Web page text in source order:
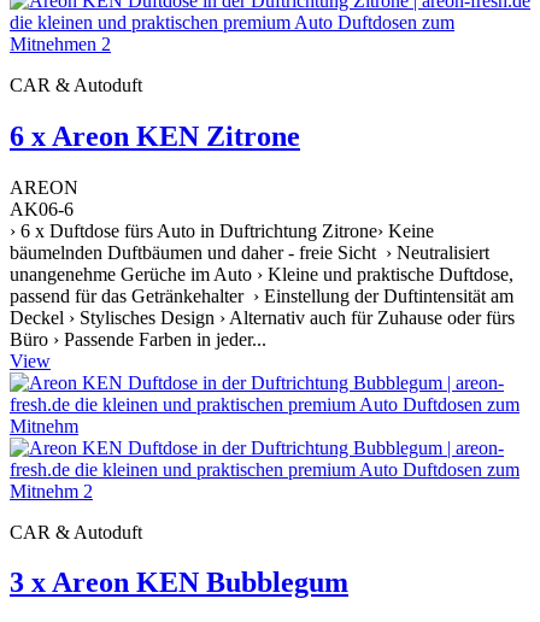
CAR & Autoduft
6 x Areon KEN Zitrone
AREON
AK06-6
› 6 x Duftdose fürs Auto in Duftrichtung Zitrone› Keine
bäumelnden Duftbäumen und daher - freie Sicht › Neutralisiert
unangenehme Gerüche im Auto › Kleine und praktische Duftdose,
passend für das Getränkehalter › Einstellung der Duftintensität am
Deckel › Stylisches Design › Alternativ auch für Zuhause oder fürs
Büro › Passende Farben in jeder...
View
CAR & Autoduft
3 x Areon KEN Bubblegum